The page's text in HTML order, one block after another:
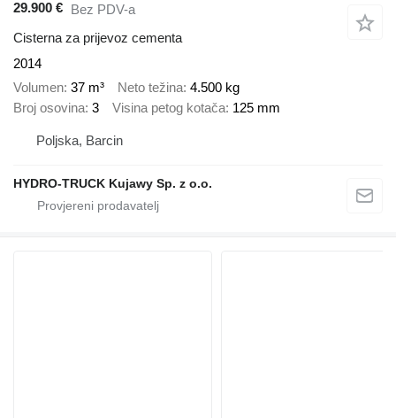
29.900 € Bez PDV-a
Cisterna za prijevoz cementa
2014
Volumen 37 m³ Neto težina 4.500 kg
Broj osovina 3 Visina petog kotača 125 mm
Poljska, Barcin
HYDRO-TRUCK Kujawy Sp. z o.o.